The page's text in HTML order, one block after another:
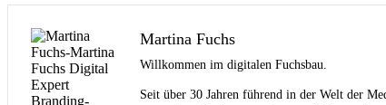
Martina Fuchs
Willkommen im digitalen Fuchsbau.
Seit über 30 Jahren führend in der Welt der